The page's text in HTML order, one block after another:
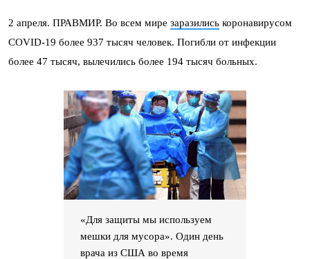
2 апреля. ПРАВМИР. Во всем мире заразились коронавирусом
COVID-19 более 937 тысяч человек. Погибли от инфекции
более 47 тысяч, вылечились более 194 тысяч больных.
«Для защиты мы используем
мешки для мусора». Один день
врача из США во время